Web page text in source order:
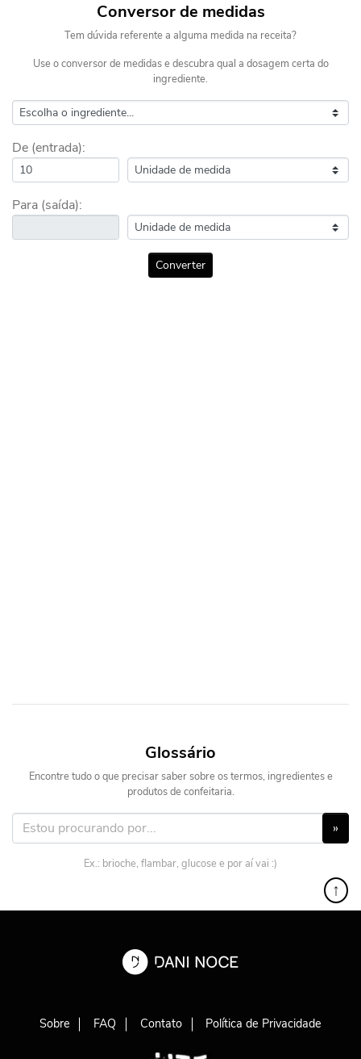
Conversor de medidas
Tem dúvida referente a alguma medida na receita?
Use o conversor de medidas e descubra qual a dosagem certa do
ingrediente.
De (entrada):
Para (saída):
Converter
Glossário
Encontre tudo o que precisar saber sobre os termos, ingredientes e
produtos de confeitaria.
»
Ex.: brioche, flambar, glucose e por aí vai :)
↑
Sobre FAQ Contato Política de Privacidade